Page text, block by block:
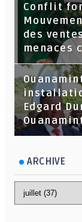
Conflit
des
menaces
Edgard
ARCHIVE